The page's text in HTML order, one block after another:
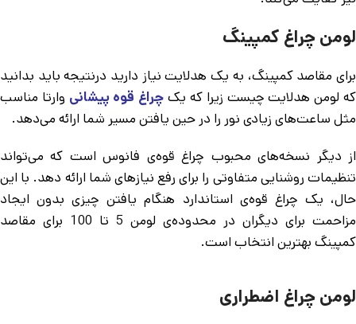
لومن چراغ کمپینگ
برای مقاصد کمپینگ، به یک هدلایت نیاز دارید درنتیجه باید بدانید
که لومن هدلایت چیست زیرا که یک چراغ قوه پیشانی وارتا مناسب
مثل ساعت‌های زیادی نور را در حین یافتن مسیر شما ارائه می‌دهد.
از دیگر نسخه‌های محبوب چراغ قوه‌ی فانوس است که می‌تواند
تنظیمات روشنایی متفاوتی را برای رفع نیازهای شما ارائه دهد. با این
حال، یک چراغ قوه‌ی استاندارد هنگام یافتن چیزی بدون ایجاد
مزاحمت برای دیگران در محدوده‌ی لومن 5 تا 100 برای مقاصد
کمپینگ بهترین انتخاب است.
لومن چراغ اضطراری